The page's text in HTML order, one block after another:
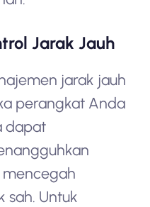
Jarak Jauh
jarak jauh
perangkat Anda
dapat
mencegah
sah. Untuk